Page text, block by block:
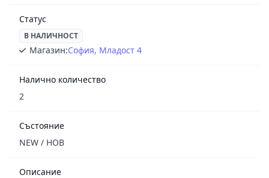
Статус
В НАЛИЧНОСТ
Магазин:София, Младост 4
Налично количество
2
Състояние
NEW / НОВ
Описание